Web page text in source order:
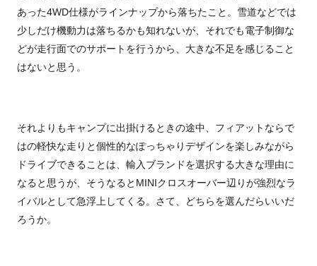
あった4WD仕様がラインナップから落ちたこと。雪道などでは
少しだけ機動力は落ちるかも知れないが、それでも電子制御な
どが走行面でのサポートを行うから、大きな不足を感じること
はないと思う。
それよりもキャンプに出掛けるときの途中、フィアットならで
はの軽快な走りと個性的なぽっちゃりデザインを楽しみながら
ドライブできることは、輸入ブランドを選択する大きな理由に
なると思うが、そうなるとMINIクロスオーバー辺りが強烈なラ
イバルとして急浮上してくる。さて、どちらを選んだらいいだ
ろうか。